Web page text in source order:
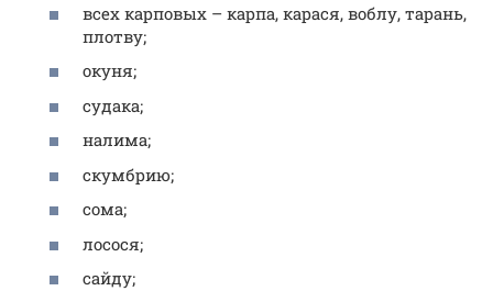
всех карповых – карпа, карася, воблу, тарань,
плотву;
окуня;
судака;
налима;
скумбрию;
сома;
лосося;
сайду;